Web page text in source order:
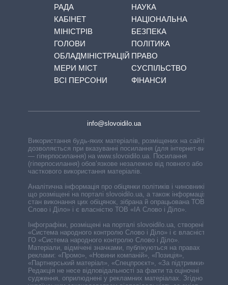
РАДА
КАБІНЕТ
МІНІСТРІВ
ГОЛОВИ
ОБЛАДМІНІСТРАЦІЙ
МЕРИ МІСТ
ВСІ ПЕРСОНИ
НАУКА
НАЦІОНАЛЬНА
БЕЗПЕКА
ПОЛІТИКА
ПРАВО
СУСПІЛЬСТВО
ФІНАНСИ
info@slovoidilo.ua
Використання будь-яких матеріалів, розміщених на сайті,
дозволяється при вказуванні посилання (для інтернет-видань
— гіперпосилання) на www.slovoidilo.ua. Посилання
(гіперпосилання) обов’язкове незалежно від повного або
часткового використання матеріалів.
Аналітична інформація про обіцянки політиків і чиновників,
що розміщені на порталі slovoidilo.ua, а також інформація про
стан виконання цих обіцянок, зібрана й опрацьована ТОВ «ІА
Слово і Діло» і є власністю ТОВ «ІА Слово і Діло».
Інфографіки, розміщені на порталі slovoidilo.ua, створені ГО
«Система народного контролю Слово і Діло» і є власністю
ГО «Система народного контролю Слово і Діло».
Матеріали, відмічені значками, публікуються на правах
реклами: «Промо», «Новини компаній», «Позиція»,
«Партнерський матеріал», «Спецпроєкт», «За підтримки».
Редакція не несе відповідальності за факти та оціночні
судження, оприлюднені у рекламних матеріалах. Згідно з